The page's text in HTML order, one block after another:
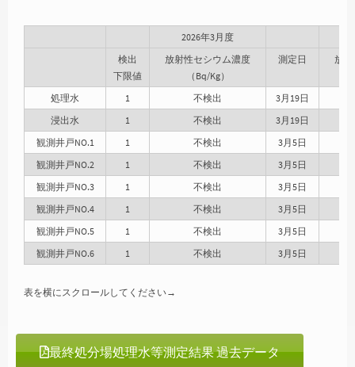
2026年3月度
検出
下限値
放射性セシウム濃度
（Bq/Kg）
測定日 放
処理水 1 不検出
3月19日
浸出水
1 不検出
3月19日
観測井戸NO.1
1 不検出
3月5日
観測井戸NO.2
1 不検出
3月5日
観測井戸NO.3
1 不検出
3月5日
観測井戸NO.4
1 不検出
3月5日
観測井戸NO.5
1 不検出
3月5日
観測井戸NO.6
1 不検出 3月5日
表を横にスクロールしてください→
最終処分場処理水等測定結果 過去データ